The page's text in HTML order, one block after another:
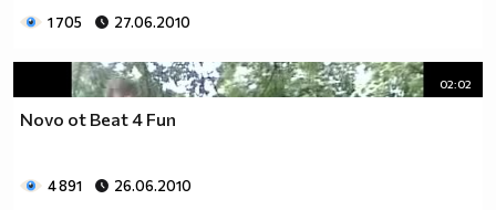
1 705 27.06.2010
02:02
Novo ot Beat 4 Fun
4 891 26.06.2010